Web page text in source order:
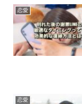
恋愛
恋愛